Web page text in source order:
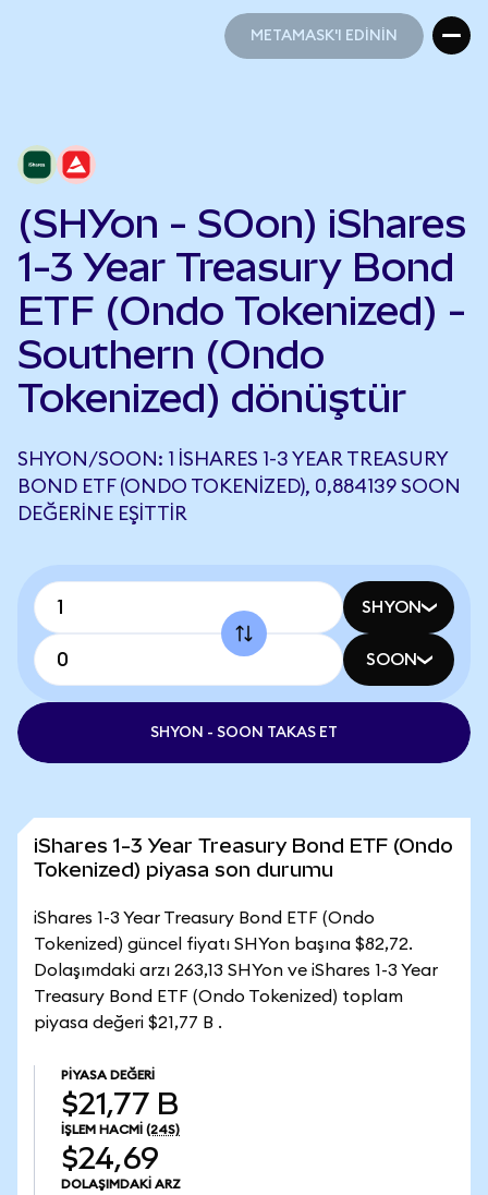
METAMASK'I EDİNİN
(SHYon - SOon) iShares
1-3 Year Treasury Bond
ETF (Ondo Tokenized) -
Southern (Ondo
Tokenized) dönüştür
SHYON/SOON: 1 ISHARES 1-3 YEAR TREASURY
BOND ETF (ONDO TOKENIZED), 0,884139 SOON
DEĞERINE EŞITTIR
SHYON
SOON
SHYON - SOON TAKAS ET
iShares 1-3 Year Treasury Bond ETF (Ondo
Tokenized) piyasa son durumu
iShares 1-3 Year Treasury Bond ETF (Ondo
Tokenized) güncel fiyatı SHYon başına $82,72.
Dolaşımdaki arzı 263,13 SHYon ve iShares 1-3 Year
Treasury Bond ETF (Ondo Tokenized) toplam
piyasa değeri $21,77 B .
PIYASA DEĞERI
$21,77 B
İŞLEM HACMI (24S)
$24,69
DOLAŞIMDAKI ARZ